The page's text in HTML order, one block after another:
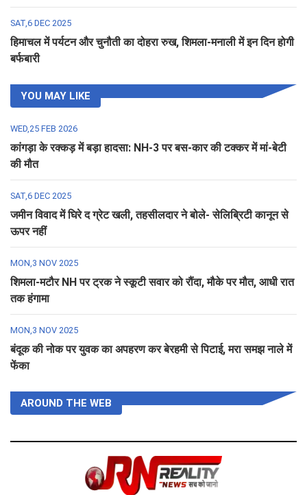
SAT,6 DEC 2025
हिमाचल में पर्यटन और चुनौती का दोहरा रुख, शिमला-मनाली में इन दिन होगी
बर्फबारी
YOU MAY LIKE
WED,25 FEB 2026
कांगड़ा के रक्कड़ में बड़ा हादसा: NH-3 पर बस-कार की टक्कर में मां-बेटी
की मौत
SAT,6 DEC 2025
जमीन विवाद में घिरे द ग्रेट खली, तहसीलदार ने बोले- सेलिब्रिटी कानून से
ऊपर नहीं
MON,3 NOV 2025
शिमला-मटौर NH पर ट्रक ने स्कूटी सवार को रौंदा, मौके पर मौत, आधी रात
तक हंगामा
MON,3 NOV 2025
बंदूक की नोक पर युवक का अपहरण कर बेरहमी से पिटाई, मरा समझ नाले में
फेंका
AROUND THE WEB